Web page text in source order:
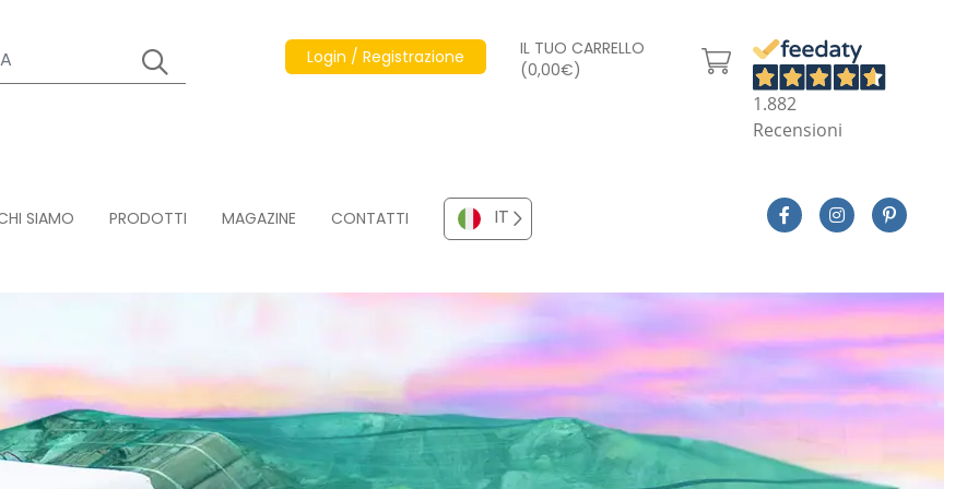
Login / Registrazione
IL TUO CARRELLO
(0,00€)
1.882
Recensioni
SIAMO PRODOTTI MAGAZINE CONTATTI IT